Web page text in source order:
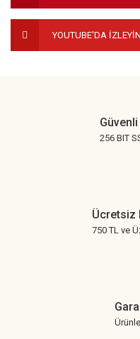
YOUTUBE'DA
Güvenli
256 BIT
Ücretsiz
750 TL ve